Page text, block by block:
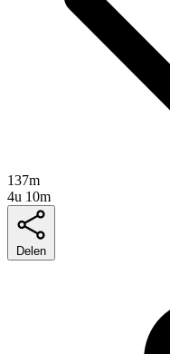
137m
4u 10m
Delen